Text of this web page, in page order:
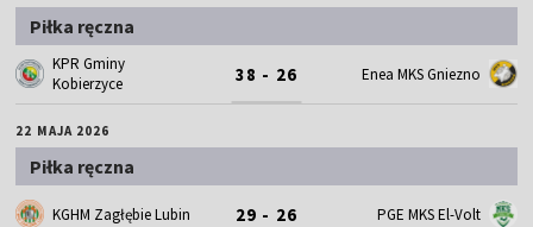
Piłka ręczna
KPR Gminy
Kobierzyce
38 - 26 Enea MKS Gniezno
22 MAJA 2026
Piłka ręczna
KGHM Zagłębie Lubin 29 - 26 PGE MKS El-Volt